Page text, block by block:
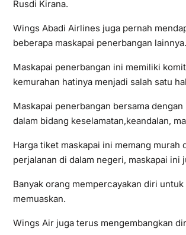
Rusdi Kirana.
Wings Abadi Airlines juga pernah
beberapa maskapai penerbangan lainnya.
Maskapai penerbangan ini memiliki
kemurahan hatinya menjadi salah satu
Maskapai penerbangan bersama
dalam bidang keselamatan,keandalan,
Harga tiket maskapai ini memang
perjalanan di dalam negeri, maskapai ini
Banyak orang mempercayakan diri
memuaskan.
Wings Air juga terus mengembangkan